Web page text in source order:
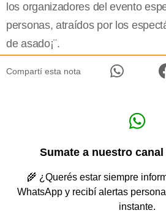
los organizadores del evento
personas, atraídos por los
de asado¡¨.
Compartí esta nota
Sumate a nuestro
🌾 ¿Querés estar siempre
WhatsApp y recibí alertas
instante.